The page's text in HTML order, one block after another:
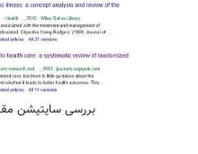
بررسی سایتیشن